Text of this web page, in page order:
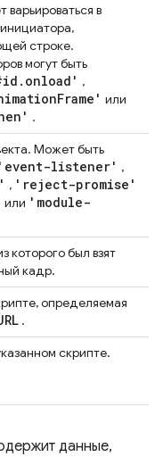
в
строке.
могут быть
. onload' ,
Frame' или
.
Может быть
'event-listener' ,
, 'reject-promise'
или 'module-
которого был взят
кадр.
определяемая
.
скрипте.
данные,